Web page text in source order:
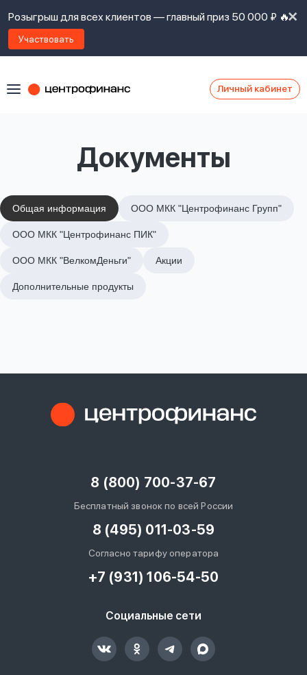
Розыгрыш для всех клиентов — главный приз 50 000 ₽ 🔥
Участвовать
Личный кабинет
Документы
Общая информация ООО МКК "Центрофинанс Групп"
ООО МКК "Центрофинанс ПИК"
ООО МКК "ВелкомДеньги" Акции
Дополнительные продукты
8 (800) 700-37-67
Бесплатный звонок по всей России
8 (495) 011-03-59
Согласно тарифу оператора
+7 (931) 106-54-50
Социальные сети
Войти под другим номером
ознакомлен
предоставления
займов,
политикой
сайта,
согласие
обработку